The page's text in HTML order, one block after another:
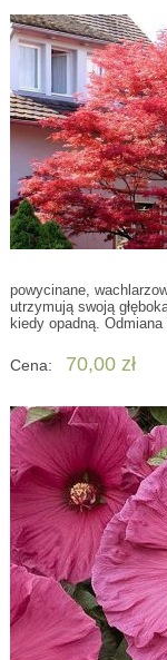
powycinane,
utrzymują swoją
kiedy opadną.
Cena: 70,00 zł